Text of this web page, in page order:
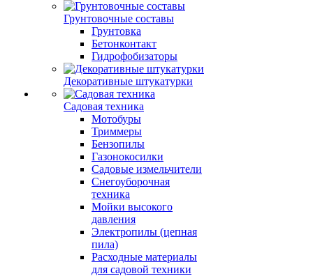
Грунтовочные составы
Грунтовка
Бетонконтакт
Гидрофобизаторы
Декоративные штукатурки
Садовая техника
Мотобуры
Триммеры
Бензопилы
Газонокосилки
Садовые измельчители
Снегоуборочная
техника
Мойки высокого
давления
Электропилы (цепная
пила)
Расходные материалы
для садовой техники